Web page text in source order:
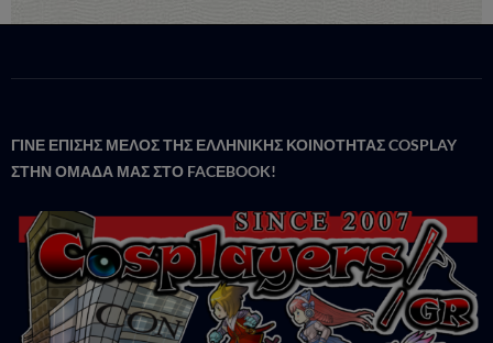
ΓΙΝΕ ΕΠΙΣΗΣ ΜΕΛΟΣ ΤΗΣ ΕΛΛΗΝΙΚΗΣ ΚΟΙΝΟΤΗΤΑΣ COSPLAY
ΣΤΗΝ ΟΜΑΔΑ ΜΑΣ ΣΤΟ FACΕBOOK!